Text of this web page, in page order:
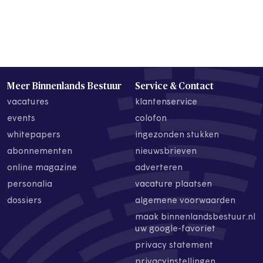
Meer Binnenlands Bestuur
vacatures
events
whitepapers
abonnementen
online magazine
personalia
dossiers
Service & Contact
klantenservice
colofon
ingezonden stukken
nieuwsbrieven
adverteren
vacature plaatsen
algemene voorwaarden
maak binnenlandsbestuur.nl
uw google-favoriet
privacy statement